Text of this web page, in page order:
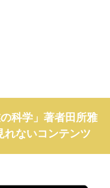
科学」著者田所雅
れないコンテンツ